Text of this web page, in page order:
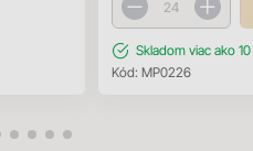
Skladom viac ako
Kód: MP0226